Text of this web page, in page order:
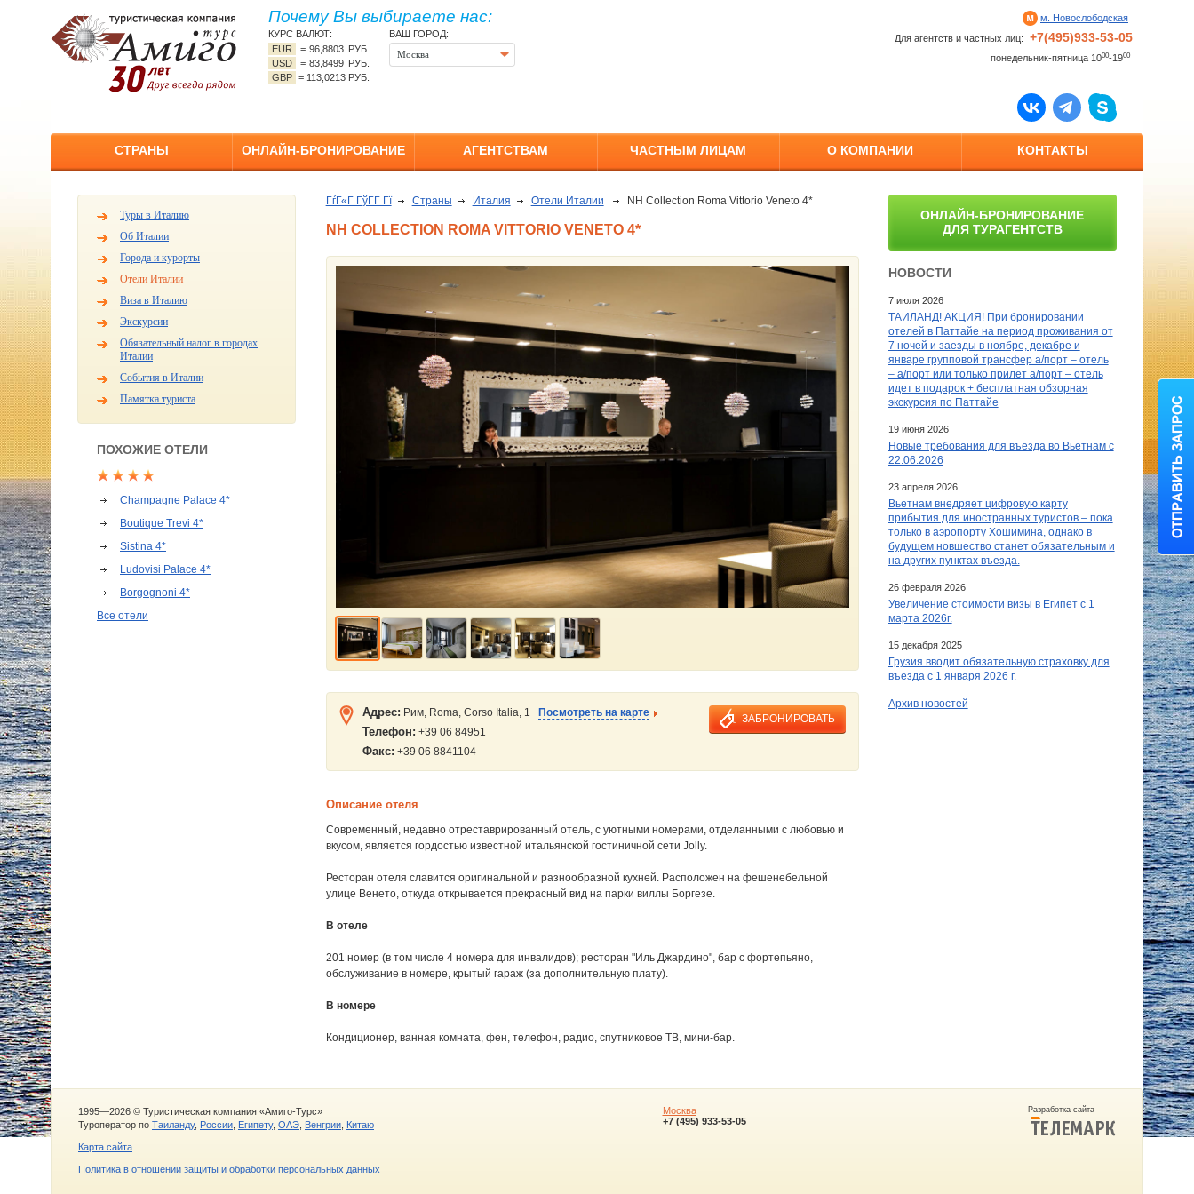
Почему Вы выбираете нас:
КУРС ВАЛЮТ:
EUR
=96,8803 РУБ.
USD
=83,8499 РУБ.
GBP = 113,0213 РУБ.
ВАШ ГОРОД:
Москва
м. Новослободская
Для агентств и частных лиц:
+7(495)933-53-05
понедельник-пятница 1000-1900
СТРАНЫ ОНЛАЙН-БРОНИРОВАНИЕ АГЕНТСТВАМ ЧАСТНЫМ ЛИЦАМ О КОМПАНИИ КОНТАКТЫ
Туры в Италию
Об Италии
Города и курорты
Отели Италии
Виза в Италию
Экскурсии
Обязательный налог в городах
Италии
События в Италии
Памятка туриста
ПОХОЖИЕ ОТЕЛИ
Champagne Palace 4*
Boutique Trevi 4*
Sistina 4*
Ludovisi Palace 4*
Borgognoni 4*
Все отели
ГѓГ«Г ГўГ­Г Гї Страны Италия Отели Италии NH Collection Roma Vittorio Veneto 4*
NH COLLECTION ROMA VITTORIO VENETO 4*
ЗАБРОНИРОВАТЬ
Адрес: Рим, Roma, Corso Italia, 1 Посмотреть на карте
Телефон: +39 06 84951
Факс: +39 06 8841104
Описание отеля
Современный, недавно отреставрированный отель, с уютными номерами, отделанными с любовью и
вкусом, является гордостью известной итальянской гостиничной сети Jolly.
Ресторан отеля славится оригинальной и разнообразной кухней. Расположен на фешенебельной
улице Венето, откуда открывается прекрасный вид на парки виллы Боргезе.
В отеле
201 номер (в том числе 4 номера для инвалидов); ресторан "Иль Джардино", бар с фортепьяно,
обслуживание в номере, крытый гараж (за дополнительную плату).
В номере
Кондиционер, ванная комната, фен, телефон, радио, спутниковое ТВ, мини-бар.
ОНЛАЙН-БРОНИРОВАНИЕ
ДЛЯ ТУРАГЕНТСТВ
НОВОСТИ
7 июля 2026
ТАИЛАНД! АКЦИЯ! При бронировании
отелей в Паттайе на период проживания от
7 ночей и заезды в ноябре, декабре и
январе групповой трансфер а/порт – отель
– а/порт или только прилет а/порт – отель
идет в подарок + бесплатная обзорная
экскурсия по Паттайе
19 июня 2026
Новые требования для въезда во Вьетнам с
22.06.2026
23 апреля 2026
Вьетнам внедряет цифровую карту
прибытия для иностранных туристов – пока
только в аэропорту Хошимина, однако в
будущем новшество станет обязательным и
на других пунктах въезда.
26 февраля 2026
Увеличение стоимости визы в Египет c 1
марта 2026г.
15 декабря 2025
Грузия вводит обязательную страховку для
въезда с 1 января 2026 г.
Архив новостей
1995—2026 © Туристическая компания «Амиго-Турс»
Туроператор по Таиланду, России Египету, ОАЭ Венгрии Китаю
Карта сайта
Политика в отношении защиты и обработки персональных данных
Разработка сайта —
Москва
+7 (495) 933-53-05